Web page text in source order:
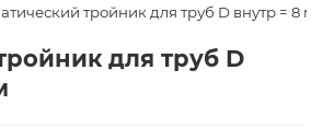
тройник для труб D внутр = 8
для труб D